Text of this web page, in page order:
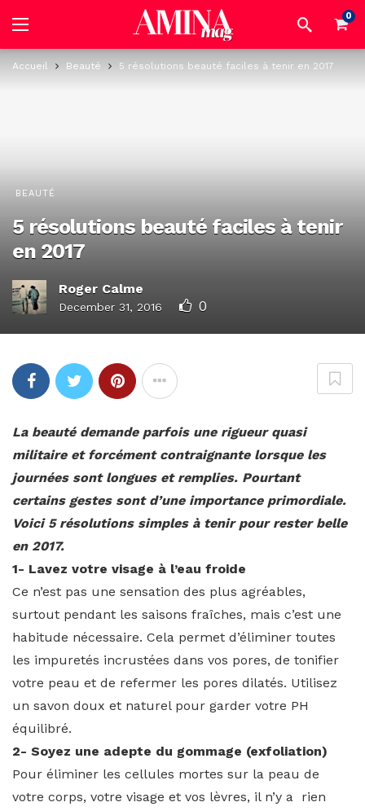
0
Accueil Beauté 5 résolutions beauté faciles à tenir en 2017
BEAUTÉ
5 résolutions beauté faciles à tenir
en 2017
Roger Calme
December 31, 2016 0
La beauté demande parfois une rigueur quasi
militaire et forcément contraignante lorsque les
journées sont longues et remplies. Pourtant
certains gestes sont d’une importance primordiale.
Voici 5 résolutions simples à tenir pour rester belle
en 2017.
1- Lavez votre visage à l’eau froide
Ce n’est pas une sensation des plus agréables,
surtout pendant les saisons fraîches, mais c’est une
habitude nécessaire. Cela permet d’éliminer toutes
les impuretés incrustées dans vos pores, de tonifier
votre peau et de refermer les pores dilatés. Utilisez
un savon doux et naturel pour garder votre PH
équilibré.
2- Soyez une adepte du gommage (exfoliation)
Pour éliminer les cellules mortes sur la peau de
votre corps, votre visage et vos lèvres, il n’y a rien